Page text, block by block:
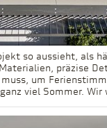
so aussieht, als
präzise
um
viel Sommer.